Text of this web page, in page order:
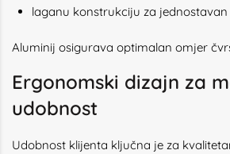
laganu konstrukciju za
Aluminij osigurava optimalan omjer
Ergonomski dizajn za
udobnost
Udobnost klijenta ključna je za